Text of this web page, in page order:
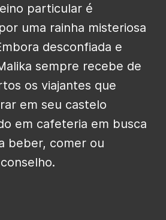
particular é
uma rainha misteriosa
desconfiada e
sempre recebe de
os viajantes que
em seu castelo
em cafeteria em busca
beber, comer ou